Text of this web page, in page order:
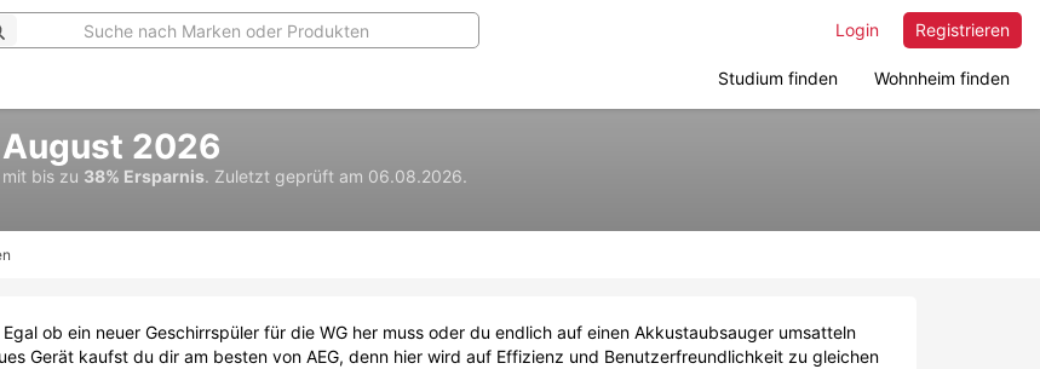
Registrieren
Login
Studium finden Wohnheim finden
2026
mit bis zu 38% Ersparnis. Zuletzt geprüft am 06.08.2026.
ob ein neuer Geschirrspüler für die WG her muss oder du endlich auf einen Akkustaubsauger umsatteln
Gerät kaufst du dir am besten von AEG, denn hier wird auf Effizienz und Benutzerfreundlichkeit zu gleichen